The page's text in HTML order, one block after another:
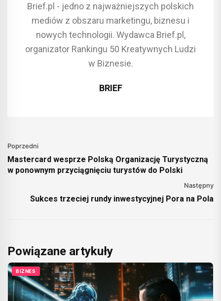
Brief.pl - jedno z najważniejszych polskich
mediów z obszaru marketingu, biznesu i
nowych technologii. Wydawca Brief.pl,
organizator Rankingu 50 Kreatywnych Ludzi
w Biznesie.
BRIEF
Poprzedni
Mastercard wesprze Polską Organizację Turystyczną
w ponownym przyciągnięciu turystów do Polski
Następny
Sukces trzeciej rundy inwestycyjnej Pora na Pola
Powiązane artykuły
BIZNES